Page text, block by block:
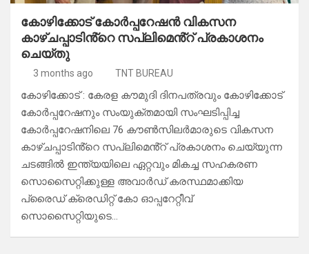
കോഴിക്കോട് കോർപ്പറേഷൻ വികസന
കാഴ്ചപ്പാടിൻ്റെ സപ്ലിമെൻ്റ് പ്രകാശനം
ചെയ്‌തു
3 months ago TNT BUREAU
കോഴിക്കോട് : കേരള കൗമുദി ദിനപത്രവും കോഴിക്കോട്
കോർപ്പറേഷനും സംയുക്തമായി സംഘടിപ്പിച്ച
കോർപ്പറേഷനിലെ 76 കൗൺസിലർമാരുടെ വികസന
കാഴ്ചപ്പാടിൻ്റെ സപ്ലിമെൻ്റ് പ്രകാശനം ചെയ്യുന്ന
ചടങ്ങിൽ ഇന്ത്യയിലെ ഏറ്റവും മികച്ച സഹകരണ
സൊസൈറ്റിക്കുള്ള അവാർഡ് കരസ്ഥമാക്കിയ
പ്രൈഡ് ക്രെഡിറ്റ് കോ ഓപ്പറേറ്റീവ്
സൊസൈറ്റിയുടെ…